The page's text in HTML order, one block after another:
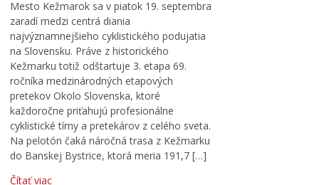
Mesto Kežmarok sa v piatok 19. septembra
zaradí medzi centrá diania
najvýznamnejšieho cyklistického podujatia
na Slovensku. Práve z historického
Kežmarku totiž odštartuje 3. etapa 69.
ročníka medzinárodných etapových
pretekov Okolo Slovenska, ktoré
každoročne priťahujú profesionálne
cyklistické tímy a pretekárov z celého sveta.
Na pelotón čaká náročná trasa z Kežmarku
do Banskej Bystrice, ktorá meria 191,7 […]
Čítať viac